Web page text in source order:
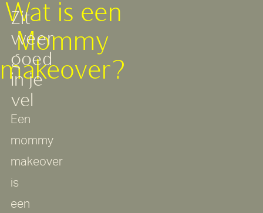
Wat is een
Mommy
makeover?
Zit
weer
goed
in je
vel
Een
mommy
makeover
is
een